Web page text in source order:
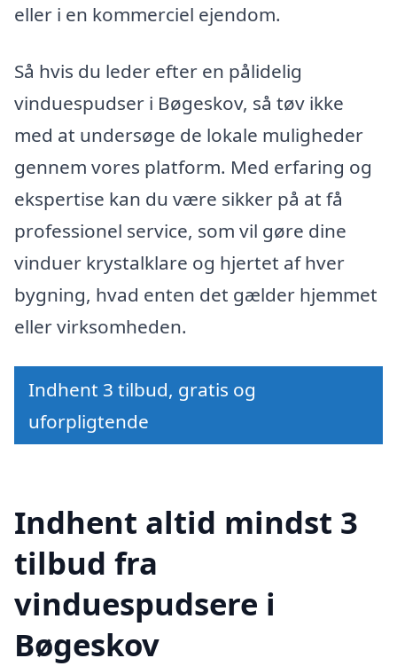
eller i en kommerciel ejendom.
Så hvis du leder efter en pålidelig
vinduespudser i Bøgeskov, så tøv ikke
med at undersøge de lokale muligheder
gennem vores platform. Med erfaring og
ekspertise kan du være sikker på at få
professionel service, som vil gøre dine
vinduer krystalklare og hjertet af hver
bygning, hvad enten det gælder hjemmet
eller virksomheden.
Indhent 3 tilbud, gratis og
uforpligtende
Indhent altid mindst 3
tilbud fra
vinduespudsere i
Bøgeskov